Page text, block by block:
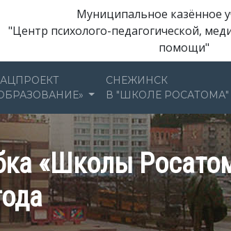
Муниципальное казённое
"Центр психолого-педагогической,
помощи"
СНЕЖИНСК
В "ШКОЛЕ РОСАТОМА"
«Школы